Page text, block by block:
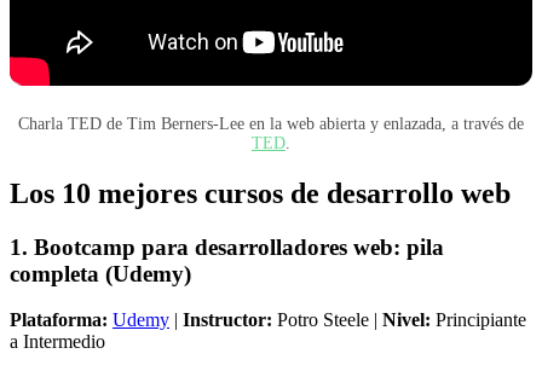
Charla TED de Tim Berners-Lee en la web abierta y enlazada, a través de
TED
Los 10 mejores cursos de desarrollo web
1. Bootcamp para desarrolladores web: pila
completa (Udemy)
Plataforma: Udemy | Instructor: Potro Steele | Nivel: Principiante
a Intermedio